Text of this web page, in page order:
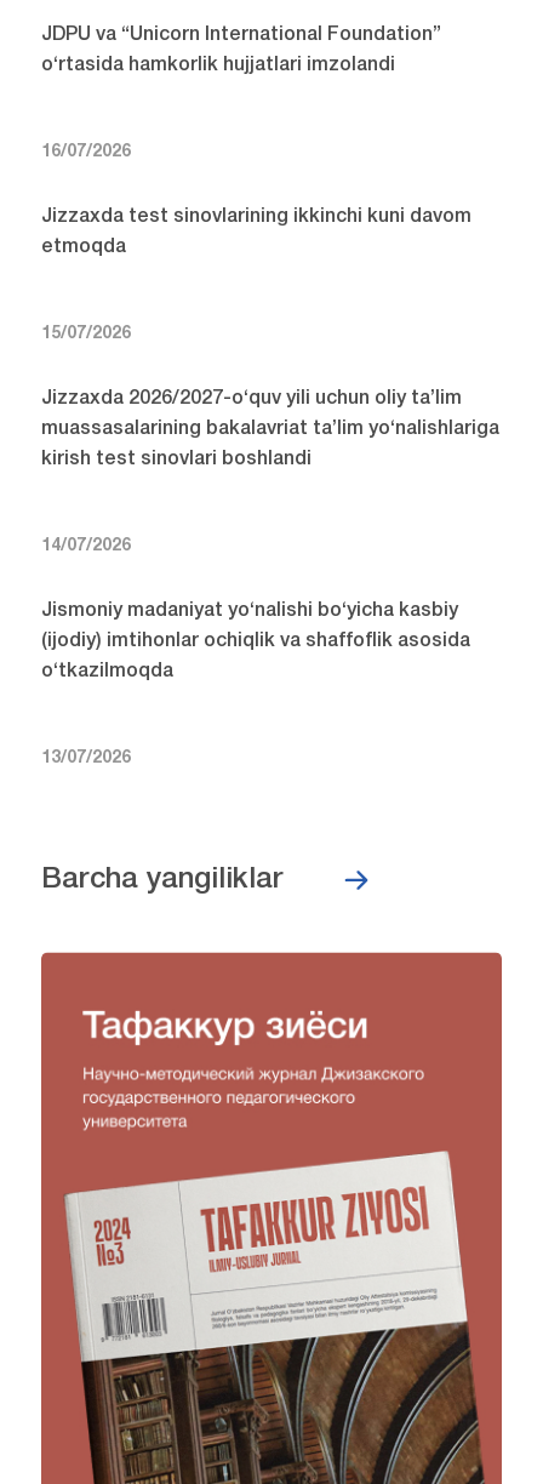
JDPU va “Unicorn International Foundation”
o‘rtasida hamkorlik hujjatlari imzolandi
16/07/2026
Jizzaxda test sinovlarining ikkinchi kuni davom
etmoqda
15/07/2026
Jizzaxda 2026/2027-o‘quv yili uchun oliy ta’lim
muassasalarining bakalavriat ta’lim yo‘nalishlariga
kirish test sinovlari boshlandi
14/07/2026
Jismoniy madaniyat yo‘nalishi bo‘yicha kasbiy
(ijodiy) imtihonlar ochiqlik va shaffoflik asosida
o‘tkazilmoqda
13/07/2026
Barcha yangiliklar